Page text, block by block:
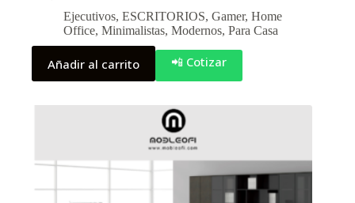
Ejecutivos, ESCRITORIOS, Gamer, Home
Office, Minimalistas, Modernos, Para Casa
Añadir al carrito 📲 Cotizar